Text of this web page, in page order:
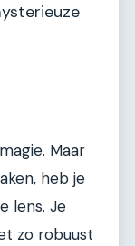
Maar
heb je
lens. Je
zo robuust